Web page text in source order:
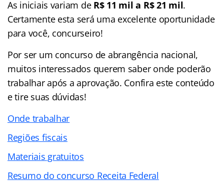
As iniciais variam de R$ 11 mil a R$ 21 mil.
Certamente esta será uma excelente oportunidade
para você, concurseiro!
Por ser um concurso de abrangência nacional,
muitos interessados querem saber onde poderão
trabalhar após a aprovação. Confira este conteúdo
e tire suas dúvidas!
Onde trabalhar
Regiões fiscais
Materiais gratuitos
Resumo do concurso Receita Federal